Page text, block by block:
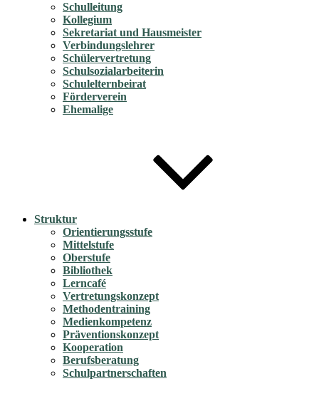
Schulleitung
Kollegium
Sekretariat und Hausmeister
Verbindungslehrer
Schülervertretung
Schulsozialarbeiterin
Schulelternbeirat
Förderverein
Ehemalige
Struktur
Orientierungsstufe
Mittelstufe
Oberstufe
Bibliothek
Lerncafé
Vertretungskonzept
Methodentraining
Medienkompetenz
Präventionskonzept
Kooperation
Berufsberatung
Schulpartnerschaften